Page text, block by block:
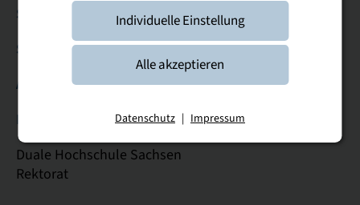
Studierende & Studieninteressierte
Service
Allgemein
Kontakt
Duale Hochschule Sachsen
Rektorat
Individuelle Einstellung
Alle akzeptieren
Datenschutz | Impressum